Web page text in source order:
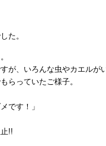
た。
が、いろんな虫やカエルが
らっていたご様子。
です！」
!!